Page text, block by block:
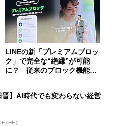
LINEの新「プレミアムブロッ
ク」で完全な“絶縁”が可能
に？ 従来のブロック機能と
晋】AI時代でも変わらない経営
）